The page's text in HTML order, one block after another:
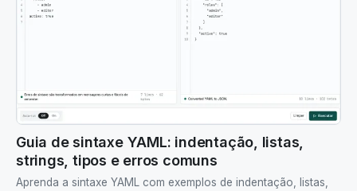
Guia de sintaxe YAML: indentação, listas,
strings, tipos e erros comuns
Aprenda a sintaxe YAML com exemplos de indentação, listas,